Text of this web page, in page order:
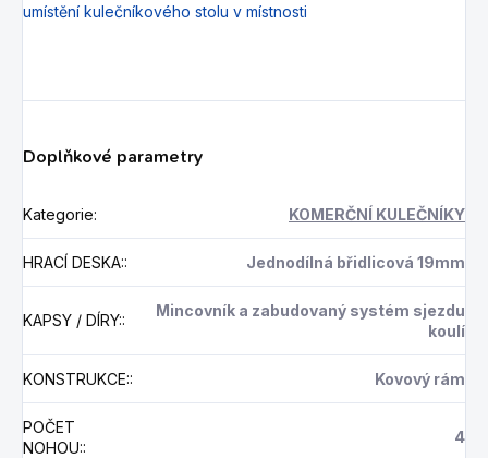
umístění kulečníkového stolu v místnosti
Doplňkové parametry
Kategorie: KOMERČNÍ KULEČNÍKY
HRACÍ DESKA:: Jednodílná břidlicová 19mm
KAPSY / DÍRY::
Mincovník a zabudovaný systém sjezdu
koulí
KONSTRUKCE:: Kovový rám
POČET
NOHOU::
4